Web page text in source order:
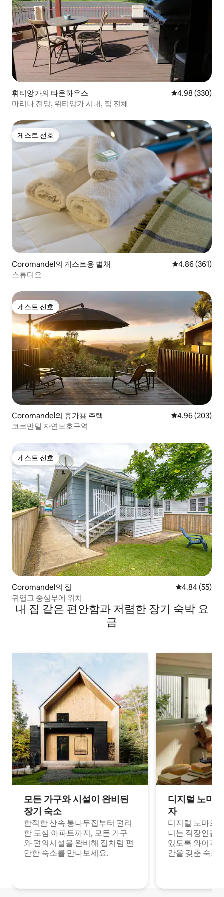
휘티앙가의 타운하우스 평점 4.98점(5
4.98 (330)
마리나 전망, 위티앙가 시내, 집 전체
게스트 선호
게스트 선호
Coromandel의 게스트용 별채 평점 4.86점(5
4.86 (361)
스튜디오
게스트 선호
게스트 선호
Coromandel의 휴가용 주택 평점 4.96점(5
4.96 (203)
코로만델 자연보호구역
게스트 선호
게스트 선호
Coromandel의 집 평점 4.84점(5
4.84 (55)
귀엽고 중심부에 위치
내 집 같은 편안함과 저렴한 장기 숙박 요
금
모든 가구와 시설이 완비된
장기 숙소
한적한 산속 통나무집부터 편리
한 도심 아파트까지, 모든 가구
와 편의시설을 완비해 집처럼 편
안한 숙소를 만나보세요.
디지털 노마
자
디지털 노마드
니는 직장인들
있도록 와이파
간을 갖춘 숙소